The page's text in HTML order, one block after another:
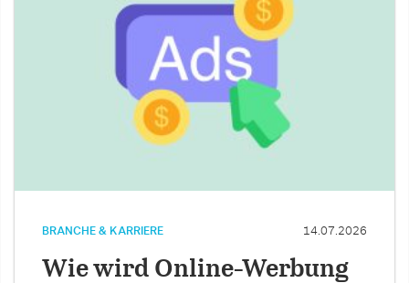
BRANCHE & KARRIERE 14.07.2026
Wie wird Online-Werbung